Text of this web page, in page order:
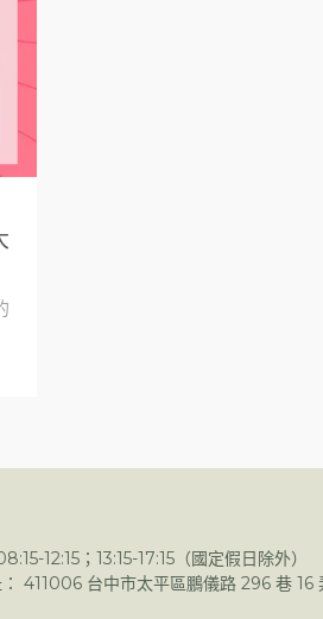
12:15；13:15-17:15（國定假日除外）
411006 台中市太平區鵬儀路 296 巷 16